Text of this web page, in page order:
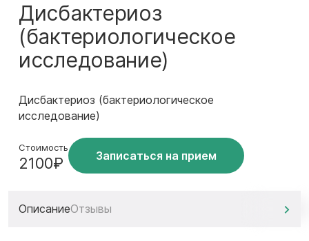
Дисбактериоз
(бактериологическое
исследование)
Дисбактериоз (бактериологическое
исследование)
Стоимость
2100₽ Записаться на прием
ОписаниеОтзывы